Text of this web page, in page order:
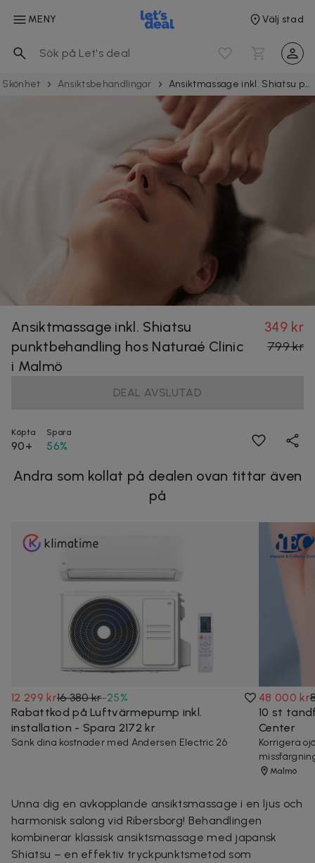
MENY Välj stad
Skönhet Ansiktsbehandlingar Ansiktmassage inkl. Shiatsu punktbehandling hos Naturaé Clinic i Malmö
Ansiktmassage inkl. Shiatsu
punktbehandling hos Naturaé Clinic
i Malmö
349 kr
799 kr
DEAL AVSLUTAD
Köpta
90+
Spara
56%
Andra som kollat på dealen ovan tittar även
på
12 299 kr16 380 kr-25%
Rabattkod på Luftvärmepump inkl.
installation - Spara 2172 kr
Sänk dina kostnader med Andersen Electric 26
48 000 kr
10 st
Center
Korrigera
Malmö
Unna dig en avkopplande ansiktsmassage i en ljus och
harmonisk salong vid Ribersborg! Behandlingen
kombinerar klassisk ansiktsmassage med japansk
Shiatsu – en effektiv tryckpunktsmetod som